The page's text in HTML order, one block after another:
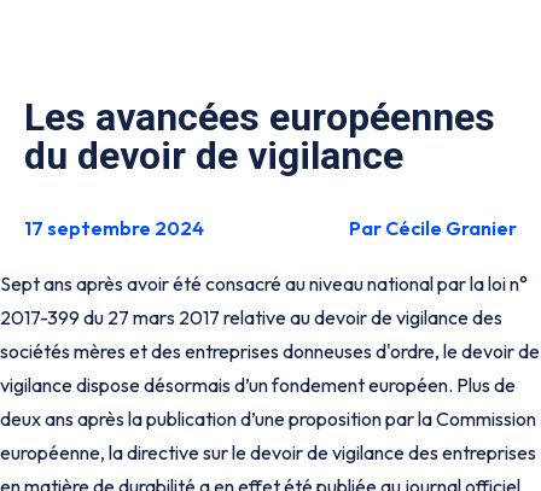
Les avancées européennes
du devoir de vigilance
17 septembre 2024 Par Cécile Granier
Sept ans après avoir été consacré au niveau national par la loi n°
2017-399 du 27 mars 2017 relative au devoir de vigilance des
sociétés mères et des entreprises donneuses d'ordre, le devoir de
vigilance dispose désormais d’un fondement européen. Plus de
deux ans après la publication d’une proposition par la Commission
européenne, la directive sur le devoir de vigilance des entreprises
en matière de durabilité a en effet été publiée au journal officiel